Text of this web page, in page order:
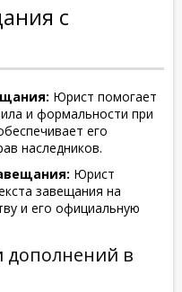
с
Юрист помогает
и формальности при
его
наследников.
Юрист
завещания на
и его официальную
дополнений в